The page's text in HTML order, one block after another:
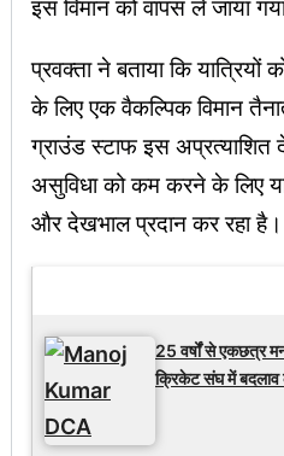
इस विमान को वापस ले जाया
प्रवक्ता ने बताया कि
के लिए एक वैकल्पिक विमान
ग्राउंड स्टाफ इस अप्रत्याशित
असुविधा को कम करने के लिए
और देखभाल प्रदान कर रहा है।
25 वर्षों से एकछत्र
क्रिकेट संघ में